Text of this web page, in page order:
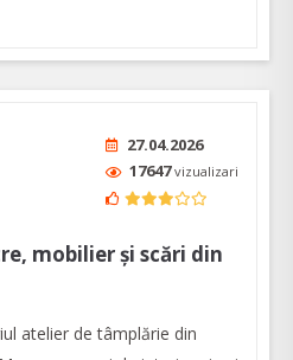
27.04.2026
17647vizualizari
mobilier și scări din
atelier de tâmplărie din